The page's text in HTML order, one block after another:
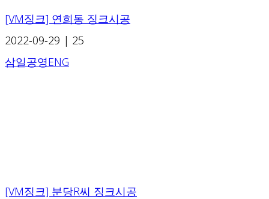
[VM징크] 연희동 징크시공
2022-09-29 | 25
삼일공영ENG
[VM징크] 분당R씨 징크시공